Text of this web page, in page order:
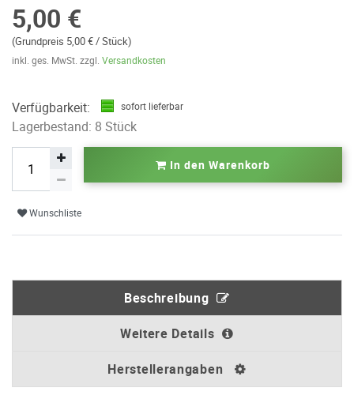
5,00 €
(Grundpreis 5,00 € / Stück)
inkl. ges. MwSt. zzgl. Versandkosten
Verfügbarkeit: sofort lieferbar
Lagerbestand: 8 Stück
In den Warenkorb
Wunschliste
Beschreibung
Weitere Details
Herstellerangaben